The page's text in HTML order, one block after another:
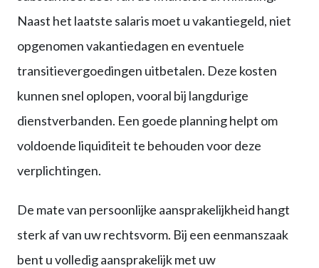
Naast het laatste salaris moet u vakantiegeld, niet
opgenomen vakantiedagen en eventuele
transitievergoedingen uitbetalen. Deze kosten
kunnen snel oplopen, vooral bij langdurige
dienstverbanden. Een goede planning helpt om
voldoende liquiditeit te behouden voor deze
verplichtingen.
De mate van persoonlijke aansprakelijkheid hangt
sterk af van uw rechtsvorm. Bij een eenmanszaak
bent u volledig aansprakelijk met uw